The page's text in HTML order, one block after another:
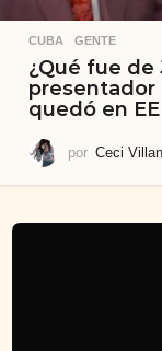
CUBA ,GENTE
¿Qué fue de
presentador
quedó en
por Ceci